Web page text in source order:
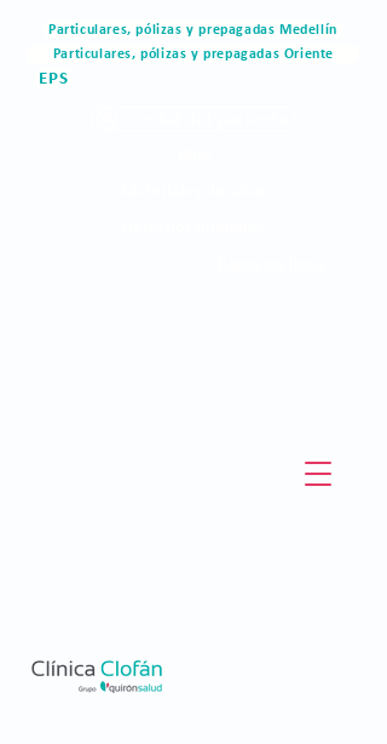
Particulares, pólizas y prepagadas Medellín
Particulares, pólizas y prepagadas Oriente
EPS